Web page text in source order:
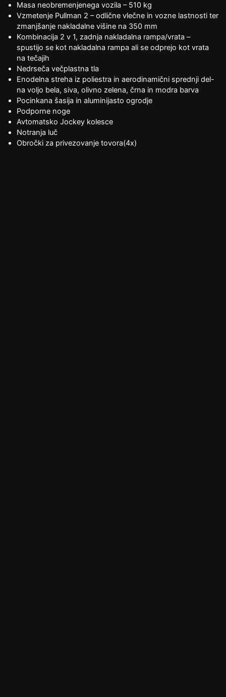
Masa neobremenjenega vozila – 510 kg
Vzmetenje Pullman 2 – odlične vlečne in vozne lastnosti ter
zmanjšanje nakladalne višine na 350 mm
Kombinacija 2 v 1, zadnja nakladalna rampa/vrata –
spustijo se kot nakladalna rampa ali se odprejo kot vrata
na tečajih
Nedrseča večplastna tla
Enodelna streha iz poliestra in aerodinamični sprednji del-
na voljo bela, siva, olivno zelena, črna in modra barva
Pocinkana šasija in aluminijasto ogrodje
Podporne noge
Avtomatsko Jockey kolesce
Notranja luč
Obročki za privezovanje tovora(4x)